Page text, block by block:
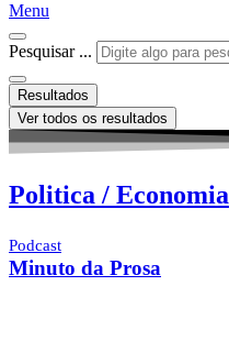
Menu
Pesquisar ...
Resultados
Ver todos os resultados
Politica / Economia
Podcast
Minuto da Prosa